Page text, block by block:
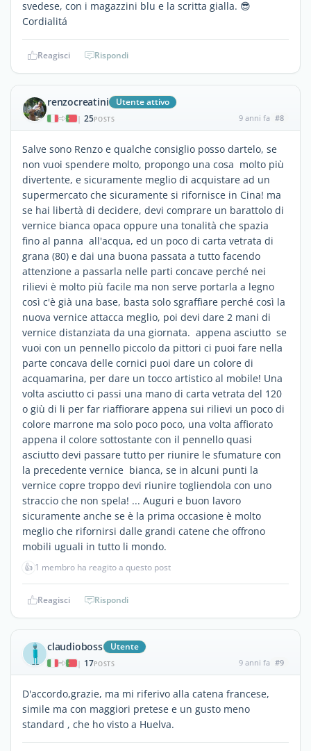
svedese, con i magazzini blu e la scritta gialla. 😎
Cordialitá
Reagisci Rispondi
renzocreatini Utente attivo
| 25POSTS 9 anni fa #8
Salve sono Renzo e qualche consiglio posso dartelo, se
non vuoi spendere molto, propongo una cosa molto più
divertente, e sicuramente meglio di acquistare ad un
supermercato che sicuramente si rifornisce in Cina! ma
se hai libertà di decidere, devi comprare un barattolo di
vernice bianca opaca oppure una tonalità che spazia
fino al panna all'acqua, ed un poco di carta vetrata di
grana (80) e dai una buona passata a tutto facendo
attenzione a passarla nelle parti concave perché nei
rilievi è molto più facile ma non serve portarla a legno
così c'è già una base, basta solo sgraffiare perché così la
nuova vernice attacca meglio, poi devi dare 2 mani di
vernice distanziata da una giornata. appena asciutto se
vuoi con un pennello piccolo da pittori ci puoi fare nella
parte concava delle cornici puoi dare un colore di
acquamarina, per dare un tocco artistico al mobile! Una
volta asciutto ci passi una mano di carta vetrata del 120
o giù di li per far riaffiorare appena sui rilievi un poco di
colore marrone ma solo poco poco, una volta affiorato
appena il colore sottostante con il pennello quasi
asciutto devi passare tutto per riunire le sfumature con
la precedente vernice bianca, se in alcuni punti la
vernice copre troppo devi riunire togliendola con uno
straccio che non spela! ... Auguri e buon lavoro
sicuramente anche se è la prima occasione è molto
meglio che rifornirsi dalle grandi catene che offrono
mobili uguali in tutto li mondo.
👍 1 membro ha reagito a questo post
Reagisci Rispondi
claudioboss Utente
| 17POSTS 9 anni fa #9
D'accordo,grazie, ma mi riferivo alla catena francese,
simile ma con maggiori pretese e un gusto meno
standard , che ho visto a Huelva.